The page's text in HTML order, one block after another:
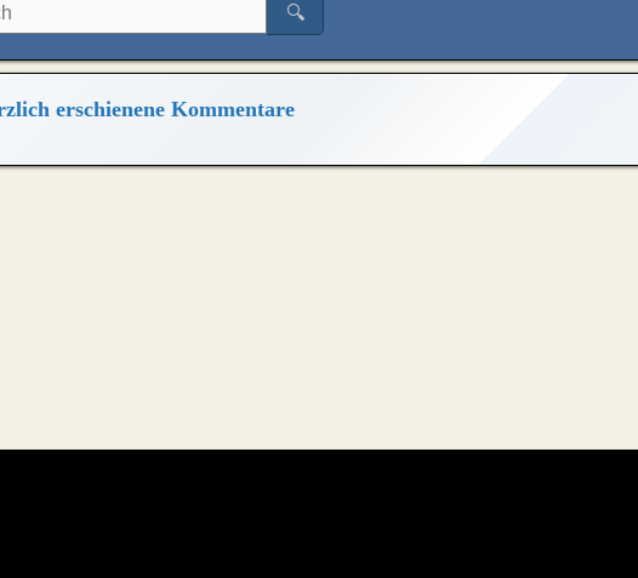
🔍
erschienene Kommentare